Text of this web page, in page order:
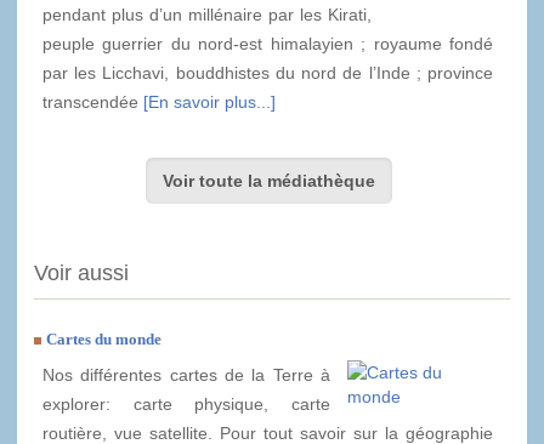
pendant plus d’un millénaire par les Kirati,
peuple guerrier du nord-est himalayien ; royaume fondé
par les Licchavi, bouddhistes du nord de l’Inde ; province
transcendée [En savoir plus...]
Voir toute la médiathèque
Voir aussi
Cartes du monde
Nos différentes cartes de la Terre à
explorer: carte physique, carte
routière, vue satellite. Pour tout savoir sur la géographie